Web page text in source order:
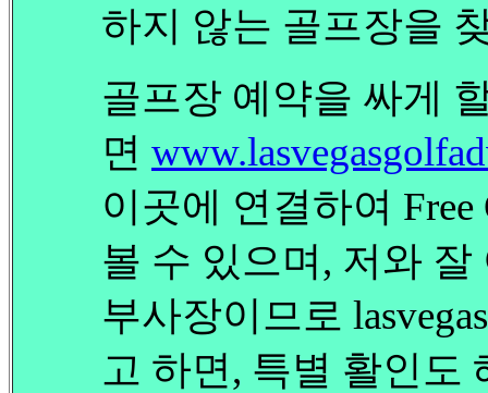
하지 않는 골프장을
골프장 예약을 싸게
면
이곳에 연결하여
볼 수 있으며, 저와 잘
부사장이므로
고 하면, 특별 활인도